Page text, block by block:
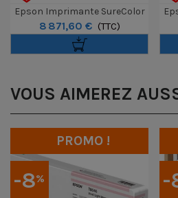
Epson Imprimante SureColor
SC-P9300 Spectro 44"
8 871,60 € (TTC)
VOUS AIMEREZ
-8%
PROMO !
-